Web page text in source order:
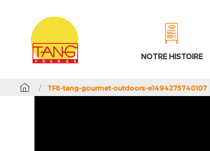
NOTRE HISTOIRE
/ TF8-tang-gourmet-outdoors-e1494275740107